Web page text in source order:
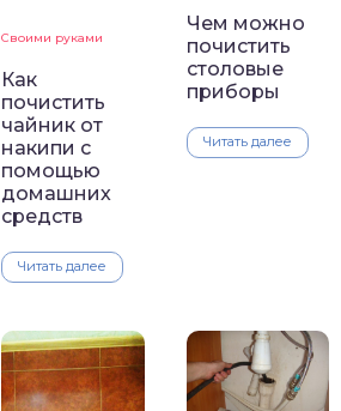
Своими руками
Как
почистить
чайник от
накипи с
помощью
домашних
средств
Читать далее
Чем можно
почистить
столовые
приборы
Читать далее